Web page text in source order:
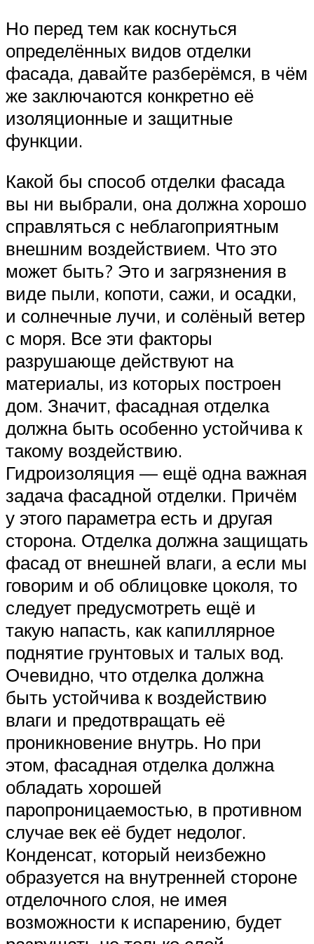
Но перед тем как коснуться
определённых видов отделки
фасада, давайте разберёмся, в чём
же заключаются конкретно её
изоляционные и защитные
функции.
Какой бы способ отделки фасада
вы ни выбрали, она должна хорошо
справляться с неблагоприятным
внешним воздействием. Что это
может быть? Это и загрязнения в
виде пыли, копоти, сажи, и осадки,
и солнечные лучи, и солёный ветер
с моря. Все эти факторы
разрушающе действуют на
материалы, из которых построен
дом. Значит, фасадная отделка
должна быть особенно устойчива к
такому воздействию.
Гидроизоляция — ещё одна важная
задача фасадной отделки. Причём
у этого параметра есть и другая
сторона. Отделка должна защищать
фасад от внешней влаги, а если мы
говорим и об облицовке цоколя, то
следует предусмотреть ещё и
такую напасть, как капиллярное
поднятие грунтовых и талых вод.
Очевидно, что отделка должна
быть устойчива к воздействию
влаги и предотвращать её
проникновение внутрь. Но при
этом, фасадная отделка должна
обладать хорошей
паропроницаемостью, в противном
случае век её будет недолог.
Конденсат, который неизбежно
образуется на внутренней стороне
отделочного слоя, не имея
возможности к испарению, будет